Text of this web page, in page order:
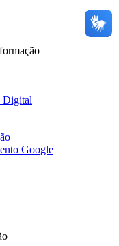
Digital
Google